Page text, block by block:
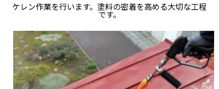
ケレン作業を行います。塗料の密着を高める大切な工程
です。